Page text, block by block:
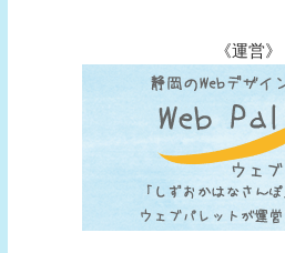
《運営》